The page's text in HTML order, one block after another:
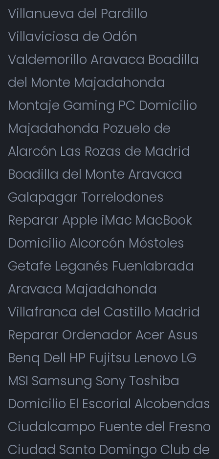
Villanueva del Pardillo
Villaviciosa de Odón
Valdemorillo Aravaca Boadilla
del Monte Majadahonda
Montaje Gaming PC Domicilio
Majadahonda Pozuelo de
Alarcón Las Rozas de Madrid
Boadilla del Monte Aravaca
Galapagar Torrelodones
Reparar Apple iMac MacBook
Domicilio Alcorcón Móstoles
Getafe Leganés Fuenlabrada
Aravaca Majadahonda
Villafranca del Castillo Madrid
Reparar Ordenador Acer Asus
Benq Dell HP Fujitsu Lenovo LG
MSI Samsung Sony Toshiba
Domicilio El Escorial Alcobendas
Ciudalcampo Fuente del Fresno
Ciudad Santo Domingo Club de